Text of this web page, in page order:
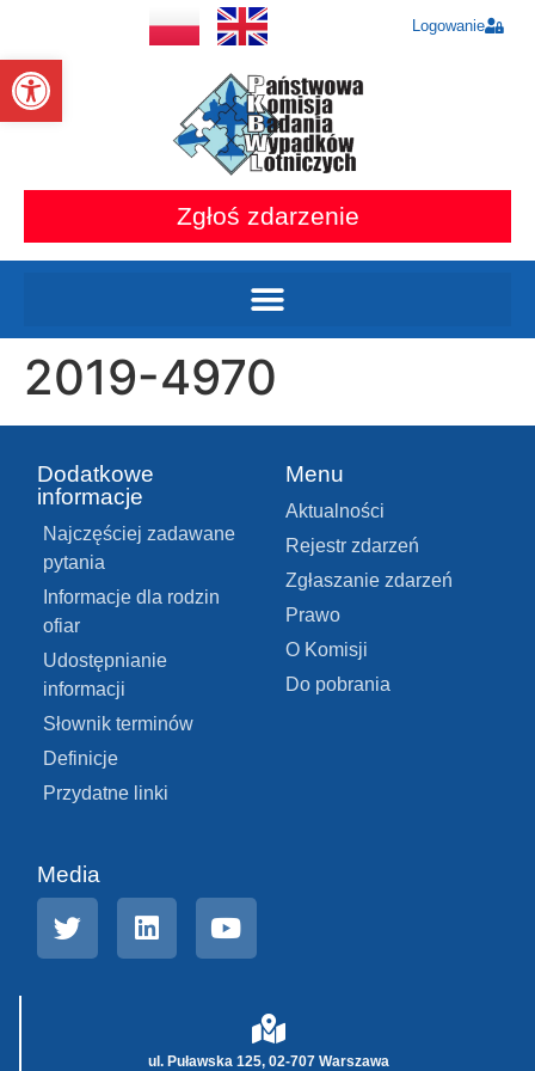
Otwórz pasek narzędzi
Logowanie
Zgłoś zdarzenie
2019-4970
Dodatkowe
informacje
Najczęściej zadawane
pytania
Informacje dla rodzin
ofiar
Udostępnianie
informacji
Słownik terminów
Definicje
Przydatne linki
Menu
Aktualności
Rejestr zdarzeń
Zgłaszanie zdarzeń
Prawo
O Komisji
Do pobrania
Media
ul. Puławska 125, 02-707 Warszawa